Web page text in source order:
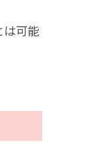
は可能